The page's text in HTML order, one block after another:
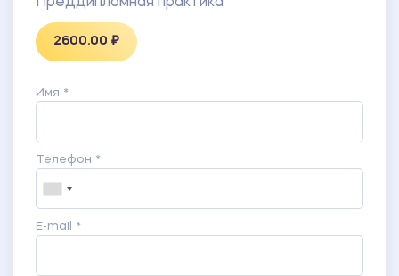
Преддипломная практика
2600.00 ₽
Имя *
Телефон *
E-mail *